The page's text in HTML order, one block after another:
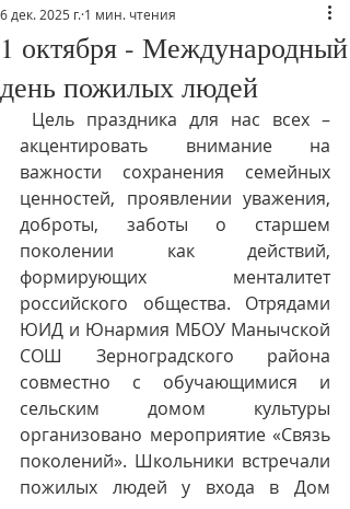
1 октября - Международный
день пожилых людей
6 дек. 2025 г. 1 мин. чтения
Цель праздника для нас всех –
акцентировать внимание на
важности сохранения семейных
ценностей, проявлении уважения,
доброты, заботы о старшем
поколении как действий,
формирующих менталитет
российского общества. Отрядами
ЮИД и Юнармия МБОУ Манычской
СОШ Зерноградского района
совместно с обучающимися и
сельским домом культуры
организовано мероприятие «Связь
поколений». Школьники встречали
пожилых людей у входа в Дом